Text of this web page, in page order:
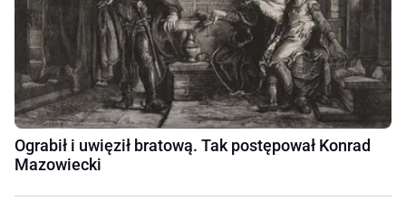
Ograbił i uwięził bratową. Tak postępował Konrad
Mazowiecki